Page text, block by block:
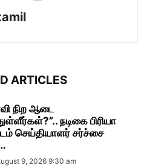
ARTICLES
நிற ஆடை
நடிகை பிரியா
செய்தியாளர் சர்ச்சை
9, 2026 9:30 am